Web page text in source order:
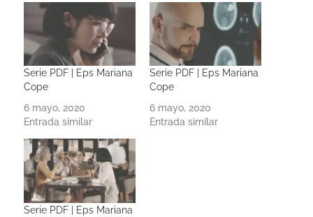
Serie PDF | Eps Mariana
Cope
6 mayo, 2020
Entrada similar
Serie PDF | Eps Mariana
Cope
6 mayo, 2020
Entrada similar
Serie PDF | Eps Mariana